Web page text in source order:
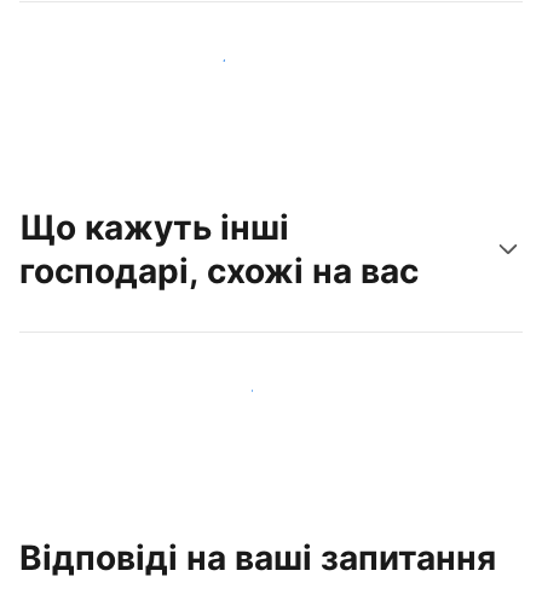
Привабити нових гостей вже сьогодні
Що кажуть інші
господарі, схожі на вас
Приєднуйтеся до господарів, схожих на вас
Відповіді на ваші запитання